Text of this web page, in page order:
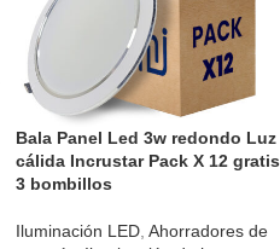
Bala Panel Led 3w redondo Luz
cálida Incrustar Pack X 12 gratis
3 bombillos
Iluminación LED, Ahorradores de